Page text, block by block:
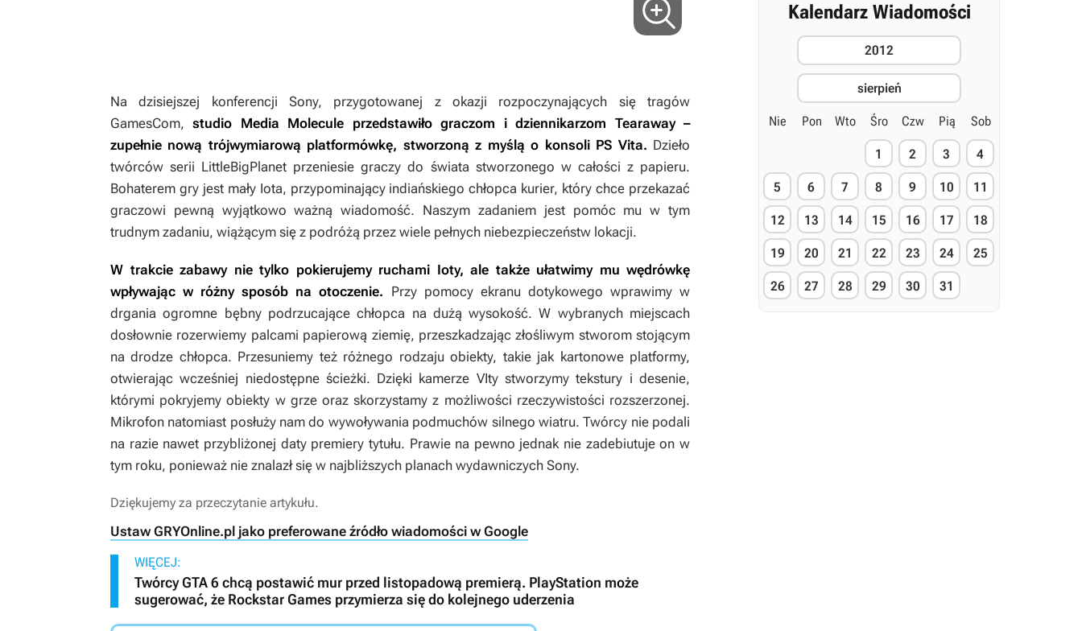
Na dzisiejszej konferencji Sony, przygotowanej z okazji rozpoczynających się tragów
GamesCom,studio Media Molecule przedstawiło graczom i dziennikarzom Tearaway–
zupełnie nową trójwymiarową platformówkę, stworzoną z myślą o konsoli PS Vita. Dzieło
twórców serii LittleBigPlanet przeniesie graczy do świata stworzonego w całości z papieru.
Bohaterem gry jest mały Iota, przypominający indiańskiego chłopca kurier, który chce przekazać
graczowi pewną wyjątkowo ważną wiadomość. Naszym zadaniem jest pomóc mu w tym
trudnym zadaniu, wiążącym się z podróżą przez wiele pełnych niebezpieczeństw lokacji.
W trakcie zabawy nie tylko pokierujemy ruchami Ioty, ale także ułatwimy mu wędrówkę
wpływając w różny sposób na otoczenie. Przy pomocy ekranu dotykowego wprawimy w
drgania ogromne bębny podrzucające chłopca na dużą wysokość. W wybranych miejscach
dosłownie rozerwiemy palcami papierową ziemię, przeszkadzając złośliwym stworom stojącym
na drodze chłopca. Przesuniemy też różnego rodzaju obiekty, takie jak kartonowe platformy,
otwierając wcześniej niedostępne ścieżki. Dzięki kamerze VIty stworzymy tekstury i desenie,
którymi pokryjemy obiekty w grze oraz skorzystamy z możliwości rzeczywistości rozszerzonej.
Mikrofon natomiast posłuży nam do wywoływania podmuchów silnego wiatru. Twórcy nie podali
na razie nawet przybliżonej daty premiery tytułu. Prawie na pewno jednak nie zadebiutuje on w
tym roku, ponieważ nie znalazł się w najbliższych planach wydawniczych Sony.
Dziękujemy za przeczytanie artykułu.
Ustaw GRYOnline.pl jako preferowane źródło wiadomości w Google
WIĘCEJ:
Twórcy GTA 6 chcą postawić mur przed listopadową premierą. PlayStation może
sugerować, że Rockstar Games przymierza się do kolejnego uderzenia
Kalendarz Wiadomości
2012
sierpień
Nie Pon Wto Śro Czw Pią Sob
1 2 3 4
5 6 7 8 9 10 11
12 13 14 15 16 17 18
19 20 21 22 23 24 25
26 27 28 29 30 31